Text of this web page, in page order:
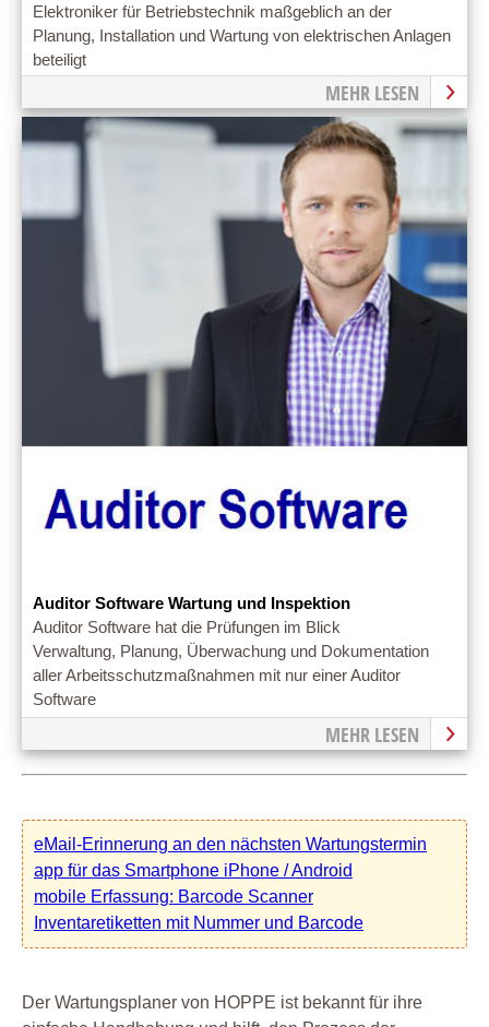
Elektroniker für Betriebstechnik maßgeblich an der
Planung, Installation und Wartung von elektrischen Anlagen
beteiligt
MEHR LESEN
Auditor Software Wartung und Inspektion
Auditor Software hat die Prüfungen im Blick
Verwaltung, Planung, Überwachung und Dokumentation
aller Arbeitsschutzmaßnahmen mit nur einer Auditor
Software
MEHR LESEN
eMail-Erinnerung an den nächsten Wartungstermin
app für das Smartphone iPhone / Android
mobile Erfassung: Barcode Scanner
Inventaretiketten mit Nummer und Barcode
Der Wartungsplaner von HOPPE ist bekannt für ihre